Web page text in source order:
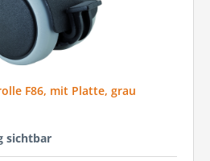
HELO Doppelrolle F86, mit Platte, grau
sichtbar